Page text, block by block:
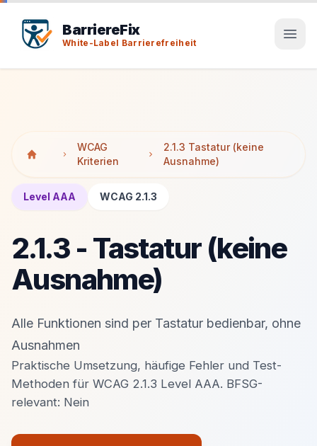
BarriereFix
White-Label Barrierefreiheit
WCAG
Kriterien
2.1.3 Tastatur (keine
Ausnahme)
Level AAA WCAG 2.1.3
2.1.3 - Tastatur (keine
Ausnahme)
Alle Funktionen sind per Tastatur bedienbar, ohne
Ausnahmen
Praktische Umsetzung, häufige Fehler und Test-
Methoden für WCAG 2.1.3 Level AAA. BFSG-
relevant: Nein